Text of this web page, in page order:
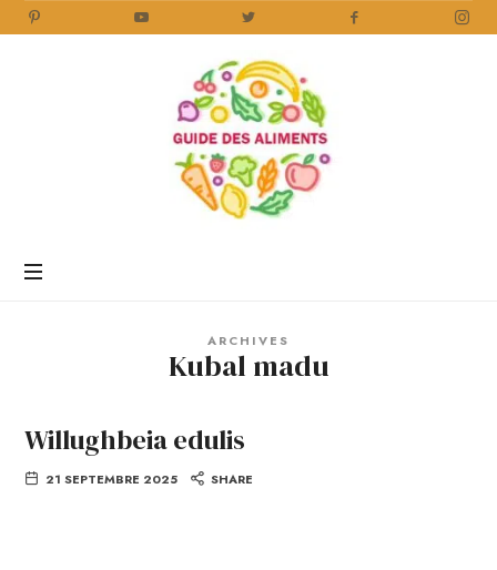
Aliments
ARCHIVES
Kubal madu
Willughbeia edulis
21 SEPTEMBRE 2025 SHARE